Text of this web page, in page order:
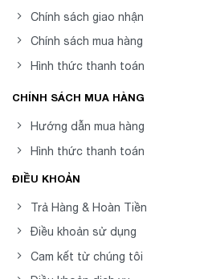
Chính sách giao nhận
Chính sách mua hàng
Hình thức thanh toán
CHÍNH SÁCH MUA HÀNG
Hướng dẫn mua hàng
Hình thức thanh toán
ĐIỀU KHOẢN
Trả Hàng & Hoàn Tiền
Điều khoản sử dụng
Cam kết từ chúng tôi